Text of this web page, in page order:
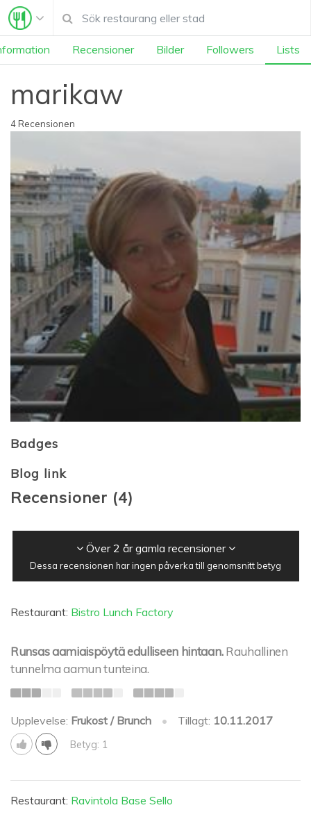
Recensioner Bilder Followers Lists
marikaw
4 Recensionen
Badges
Blog link
Recensioner (4)
Över 2 år gamla recensioner
Dessa recensionen har ingen påverka till genomsnitt betyg
Restaurant: Bistro Lunch Factory
Runsas aamiaispöytä edulliseen hintaan. Rauhallinen
tunnelma aamun tunteina.
Upplevelse: Frukost / Brunch • Tillagt: 10.11.2017
Betyg: 1
Restaurant: Ravintola Base Sello